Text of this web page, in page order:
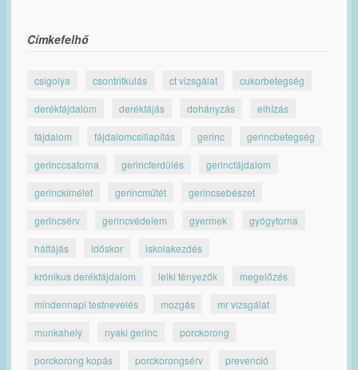
Címkefelhő
csigolya csontritkulás ct vizsgálat cukorbetegség
derékfájdalom derékfájás dohányzás elhízás
fájdalom fájdalomcsillapítás gerinc gerincbetegség
gerinccsatorna gerincferdülés gerincfájdalom
gerinckímélet gerincműtét gerincsebészet
gerincsérv gerincvédelem gyermek gyógytorna
hátfájás időskor iskolakezdés
krónikus derékfájdalom lelki tényezők megelőzés
mindennapi testnevelés mozgás mr vizsgálat
munkahely nyaki gerinc porckorong
porckorong kopás porckorongsérv prevenció